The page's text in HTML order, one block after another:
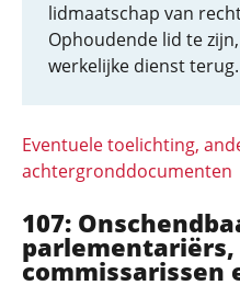
lidmaatschap van
Ophoudende lid te
werkelijke dienst terug.
Eventuele toelichting,
achtergronddocumenten
107:
commissarissen